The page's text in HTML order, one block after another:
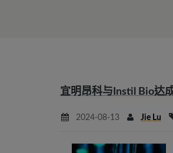
宜明昂科与Instil Bio达
2024-08-13 Jie Lu